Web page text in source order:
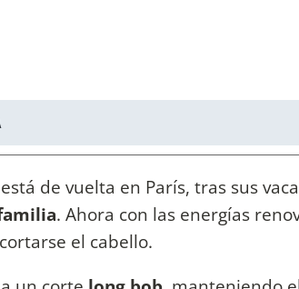
está de vuelta en París, tras sus
. Ahora con las energías
el cabello.